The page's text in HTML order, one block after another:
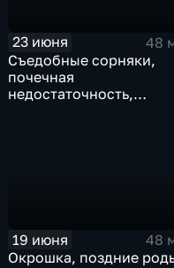
23 июня
48
Съедобные сорняки,
почечная
недостаточность,
19 июня
48
Окрошка, поздние